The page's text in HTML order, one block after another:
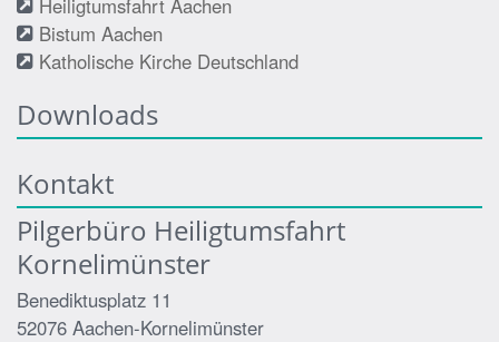
Heiligtumsfahrt Aachen
Bistum Aachen
Katholische Kirche Deutschland
Downloads
Kontakt
Pilgerbüro Heiligtumsfahrt
Kornelimünster
Benediktusplatz 11
52076 Aachen-Kornelimünster